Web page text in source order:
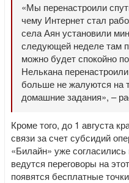
«Мы перенастроили
чему Интернет стал
села Аян установили
следующей неделе там
можно будет спокойно
Нелькана
больше не жалуются на
домашние задания», –
Кроме того, до 1 августа
связи за счет субсидий
«Билайн» уже
ведутся переговоры на
появятся бесплатные